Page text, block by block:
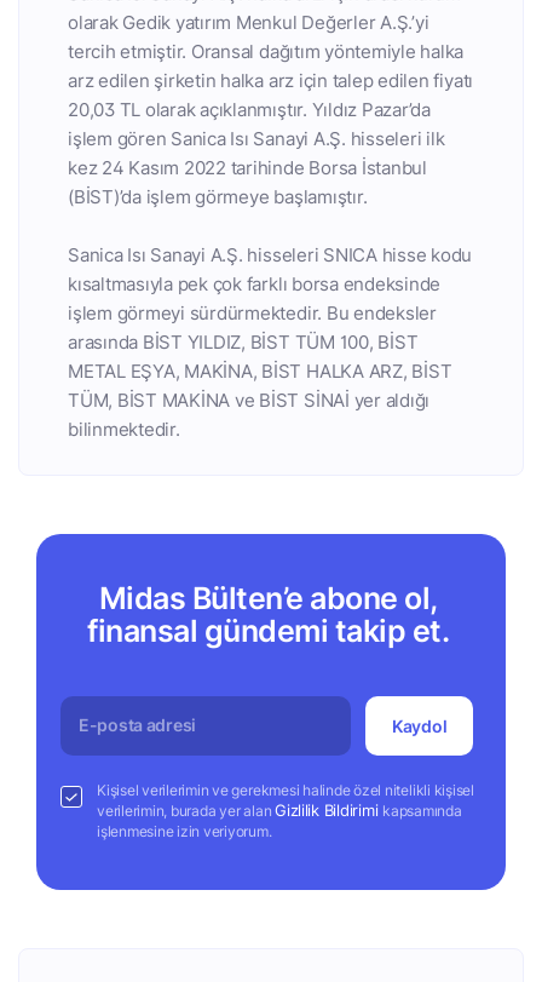
olarak Gedik yatırım Menkul Değerler A.Ş.’yi
tercih etmiştir. Oransal dağıtım yöntemiyle halka
arz edilen şirketin halka arz için talep edilen fiyatı
20,03 TL olarak açıklanmıştır. Yıldız Pazar’da
işlem gören Sanica Isı Sanayi A.Ş. hisseleri ilk
kez 24 Kasım 2022 tarihinde Borsa İstanbul
(BİST)’da işlem görmeye başlamıştır.
Sanica Isı Sanayi A.Ş. hisseleri SNICA hisse kodu
kısaltmasıyla pek çok farklı borsa endeksinde
işlem görmeyi sürdürmektedir. Bu endeksler
arasında BİST YILDIZ, BİST TÜM 100, BİST
METAL EŞYA, MAKİNA, BİST HALKA ARZ, BİST
TÜM, BİST MAKİNA ve BİST SİNAİ yer aldığı
bilinmektedir.
Midas Bülten’e abone ol,
finansal gündemi takip et.
Kaydol
Kişisel verilerimin ve gerekmesi halinde özel nitelikli kişisel
verilerimin, burada yer alanGizlilik Bildirimi kapsamında
işlenmesine izin veriyorum.